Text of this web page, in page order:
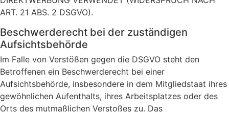
ART. 21 ABS. 2 DSGVO).
Beschwerde­recht bei der zuständigen
Aufsichts­behörde
Im Falle von Verstößen gegen die DSGVO steht den
Betroffenen ein Beschwerderecht bei einer
Aufsichtsbehörde, insbesondere in dem Mitgliedstaat ihres
gewöhnlichen Aufenthalts, ihres Arbeitsplatzes oder des
Orts des mutmaßlichen Verstoßes zu. Das